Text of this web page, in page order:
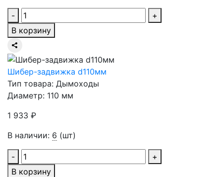
-
+
В корзину
Шибер-задвижка d110мм
Тип товара: Дымоходы
Диаметр: 110 мм
1 933 ₽
В наличии: 6 (шт)
-
+
В корзину